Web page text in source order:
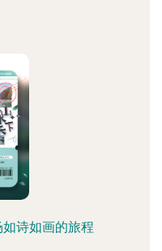
诗如画的旅程